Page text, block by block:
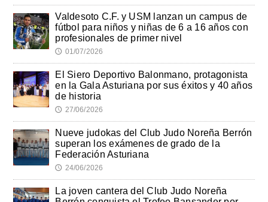
Valdesoto C.F. y USM lanzan un campus de
fútbol para niños y niñas de 6 a 16 años con
profesionales de primer nivel
🕔 01/07/2026
El Siero Deportivo Balonmano, protagonista
en la Gala Asturiana por sus éxitos y 40 años
de historia
🕔 27/06/2026
Nueve judokas del Club Judo Noreña Berrón
superan los exámenes de grado de la
Federación Asturiana
🕔 24/06/2026
La joven cantera del Club Judo Noreña